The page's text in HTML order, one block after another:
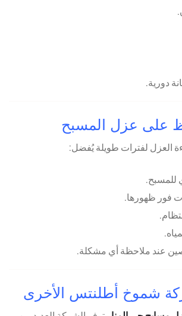
دورية.
على عزل المسبح
العزل لفترات طويلة يُفضل:
للمسبح.
فور ظهورها.
عند ملاحظة أي مشكلة.
شموخ أطلنتس الأخرى